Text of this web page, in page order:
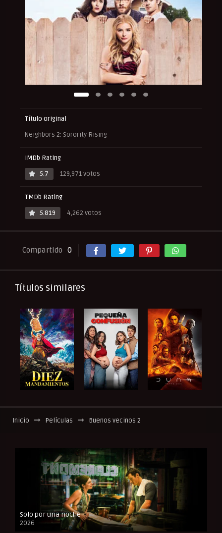
Título original
Neighbors 2: Sorority Rising
IMDb Rating
5.7
129,971 votos
TMDb Rating
5.819
4,262 votos
Compartido 0
Títulos similares
Inicio Películas Buenos vecinos 2
Solo por una noche
2026
CAM